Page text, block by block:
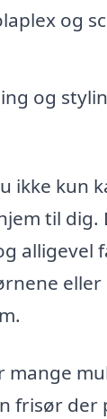
og
og
kun
til
alligevel
eller
mange
der